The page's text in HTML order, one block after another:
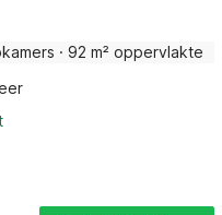
· 92 m² oppervlakte